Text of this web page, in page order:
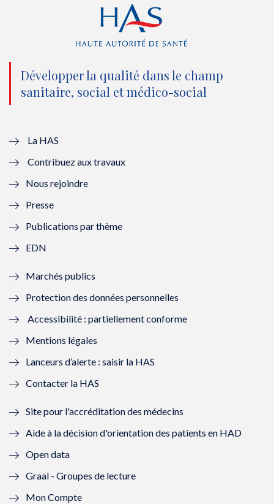
n
o
u
l
l
f
n
ê
t
r
e
)
o
k
(
n
o
e
e
n
ê
r
)
e
(
n
o
u
ê
t
e
(
n
o
ê
)
Développer la qualité dans le champ
sanitaire, social et médico-social
La HAS
Contribuez aux travaux
Nous rejoindre
Presse
Publications par thème
EDN
Marchés publics
Protection des données personnelles
Accessibilité : partiellement conforme
Mentions légales
Lanceurs d’alerte : saisir la HAS
Contacter la HAS
Site pour l'accréditation des médecins
Aide à la décision d'orientation des patients en HAD
Open data
Graal - Groupes de lecture
Mon Compte